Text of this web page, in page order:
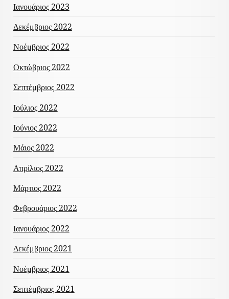
Ιανουάριος 2023
Δεκέμβριος 2022
Νοέμβριος 2022
Οκτώβριος 2022
Σεπτέμβριος 2022
Ιούλιος 2022
Ιούνιος 2022
Μάιος 2022
Απρίλιος 2022
Μάρτιος 2022
Φεβρουάριος 2022
Ιανουάριος 2022
Δεκέμβριος 2021
Νοέμβριος 2021
Σεπτέμβριος 2021